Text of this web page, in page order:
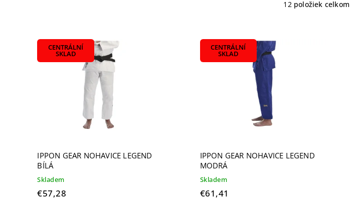
12 položiek celkom
CENTRÁLNÍ
SKLAD
IPPON GEAR NOHAVICE LEGEND
BÍLÁ
Skladem
€57,28
CENTRÁLNÍ
SKLAD
IPPON GEAR NOHAVICE LEGEND
MODRÁ
Skladem
€61,41